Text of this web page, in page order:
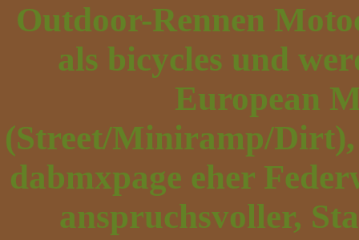
Outdoor-Rennen
als bicycles und
European
(Street/Miniramp/
dabmxpage eher
anspruchsvoller,